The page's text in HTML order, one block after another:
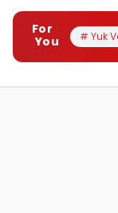
For
You
# Yuk